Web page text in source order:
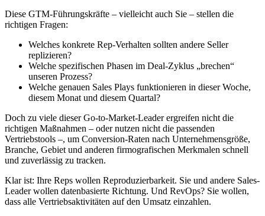
Diese GTM-Führungskräfte – vielleicht auch Sie – stellen die
richtigen Fragen:
Welches konkrete Rep-Verhalten sollten andere Seller
replizieren?
Welche spezifischen Phasen im Deal-Zyklus „brechen“
unseren Prozess?
Welche genauen Sales Plays funktionieren in dieser Woche,
diesem Monat und diesem Quartal?
Doch zu viele dieser Go-to-Market-Leader ergreifen nicht die
richtigen Maßnahmen – oder nutzen nicht die passenden
Vertriebstools –, um Conversion-Raten nach Unternehmensgröße,
Branche, Gebiet und anderen firmografischen Merkmalen schnell
und zuverlässig zu tracken.
Klar ist: Ihre Reps wollen Reproduzierbarkeit. Sie und andere Sales-
Leader wollen datenbasierte Richtung. Und RevOps? Sie wollen,
dass alle Vertriebsaktivitäten auf den Umsatz einzahlen.